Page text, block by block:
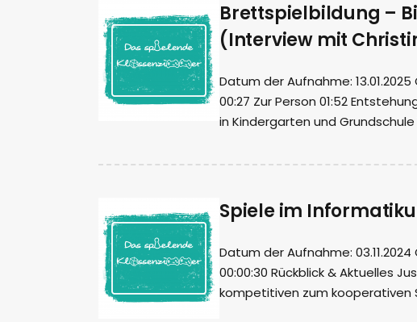
Brettspielbildung –
(Interview mit
Datum der Aufnahme:
00:27 Zur Person 01:52
in Kindergarten und
Spiele im
Datum der Aufnahme: 03.11.2024
00:00:30 Rückblick & Aktuelles
kompetitiven zum kooperativen